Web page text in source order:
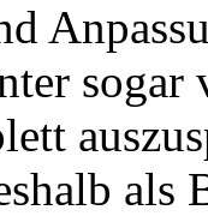
sogar
als